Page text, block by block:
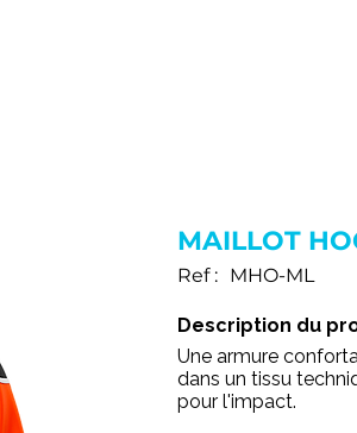
MAILLOT
Ref : MHO-ML
Description du
Une armure
dans un tissu
pour l'impact.